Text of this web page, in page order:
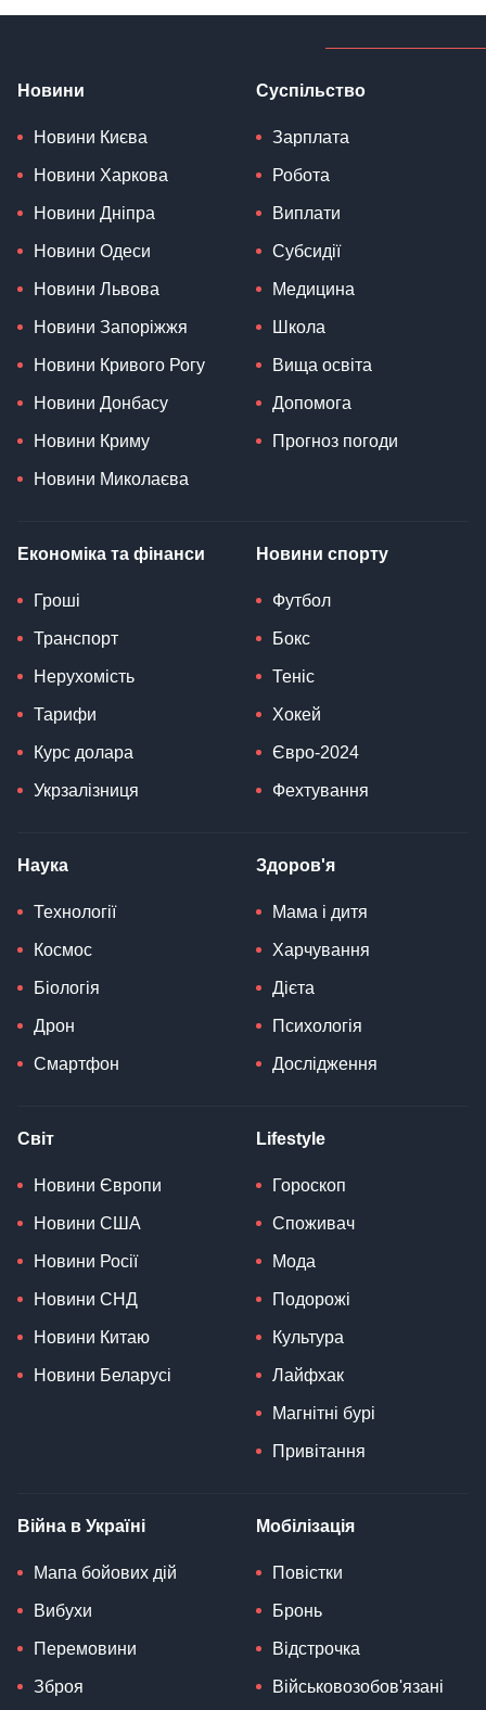
Новини
Новини Києва
Новини Харкова
Новини Дніпра
Новини Одеси
Новини Львова
Новини Запоріжжя
Новини Кривого Рогу
Новини Донбасу
Новини Криму
Новини Миколаєва
Суспільство
Зарплата
Робота
Виплати
Субсидії
Медицина
Школа
Вища освіта
Допомога
Прогноз погоди
Економіка та фінанси
Гроші
Транспорт
Нерухомість
Тарифи
Курс долара
Укрзалізниця
Новини спорту
Футбол
Бокс
Теніс
Хокей
Євро-2024
Фехтування
Наука
Технології
Космос
Біологія
Дрон
Смартфон
Здоров'я
Мама і дитя
Харчування
Дієта
Психологія
Дослідження
Світ
Новини Європи
Новини США
Новини Росії
Новини СНД
Новини Китаю
Новини Беларусі
Lifestyle
Гороскоп
Споживач
Мода
Подорожі
Культура
Лайфхак
Магнітні бурі
Привітання
Війна в Україні
Мапа бойових дій
Вибухи
Перемовини
Зброя
Мобілізація
Повістки
Бронь
Відстрочка
Військовозобов'язані